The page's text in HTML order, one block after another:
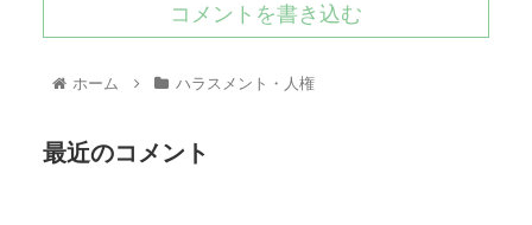
コメントを書き込む
ホーム ハラスメント・人権
最近のコメント